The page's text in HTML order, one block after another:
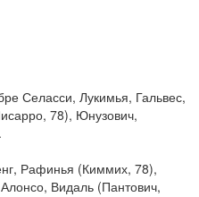
Селасси, Лукимья, Гальвес,
78), Юнузович,
Рафинья (Киммих, 78),
Видаль (Пантович,